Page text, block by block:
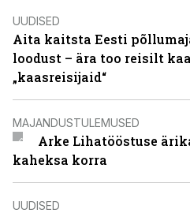
UUDISED
Aita kaitsta Eesti
loodust – ära too reisilt
„kaasreisijaid“
MAJANDUSTULEMUSED
Arke Lihatööstuse
kaheksa korra
UUDISED